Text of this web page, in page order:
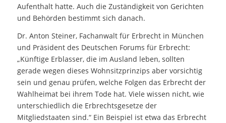
Aufenthalt hatte. Auch die Zuständigkeit von Gerichten
und Behörden bestimmt sich danach.
Dr. Anton Steiner, Fachanwalt für Erbrecht in München
und Präsident des Deutschen Forums für Erbrecht:
„Künftige Erblasser, die im Ausland leben, sollten
gerade wegen dieses Wohnsitzprinzips aber vorsichtig
sein und genau prüfen, welche Folgen das Erbrecht der
Wahlheimat bei ihrem Tode hat. Viele wissen nicht, wie
unterschiedlich die Erbrechtsgesetze der
Mitgliedstaaten sind.“ Ein Beispiel ist etwa das Erbrecht